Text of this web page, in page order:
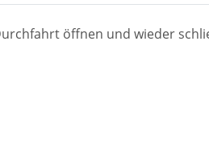
öffnen und wieder